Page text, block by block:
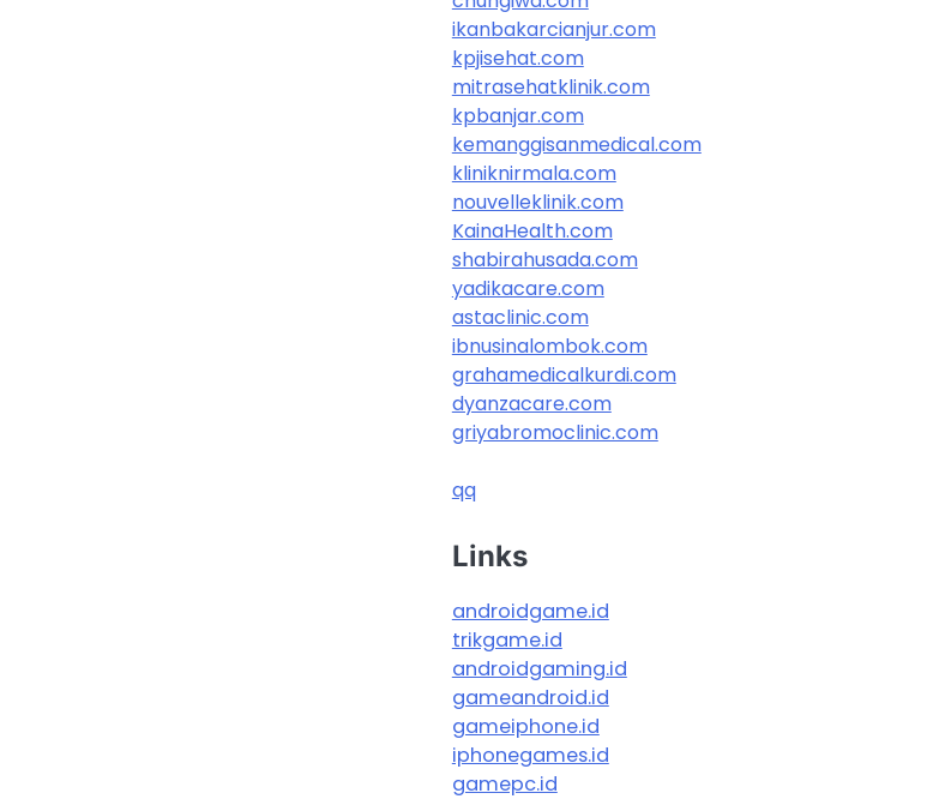
ikanbakarcianjur.com
kpjisehat.com
mitrasehatklinik.com
kpbanjar.com
kemanggisanmedical.com
kliniknirmala.com
nouvelleklinik.com
KainaHealth.com
shabirahusada.com
yadikacare.com
astaclinic.com
ibnusinalombok.com
grahamedicalkurdi.com
dyanzacare.com
griyabromoclinic.com
qq
Links
androidgame.id
trikgame.id
androidgaming.id
gameandroid.id
gameiphone.id
iphonegames.id
gamepc.id